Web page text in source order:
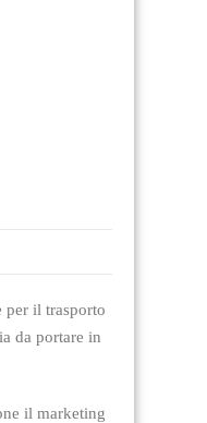
per il trasporto
da portare in
il marketing